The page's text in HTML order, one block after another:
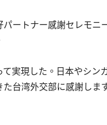
ートナー感謝セレモニ
実現した。日本やシン
台湾外交部に感謝しま